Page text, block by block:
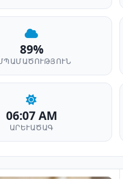
89%
06:07 AM
ԱՐԵՒԱԾԱԳ